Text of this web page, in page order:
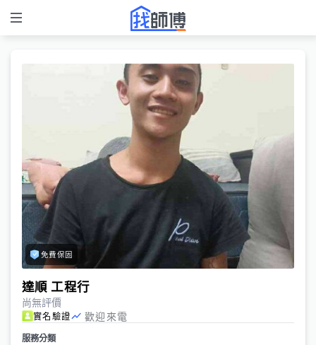
免費保固
達順 工程行
尚無評價
實名驗證 歡迎來電
服務分類